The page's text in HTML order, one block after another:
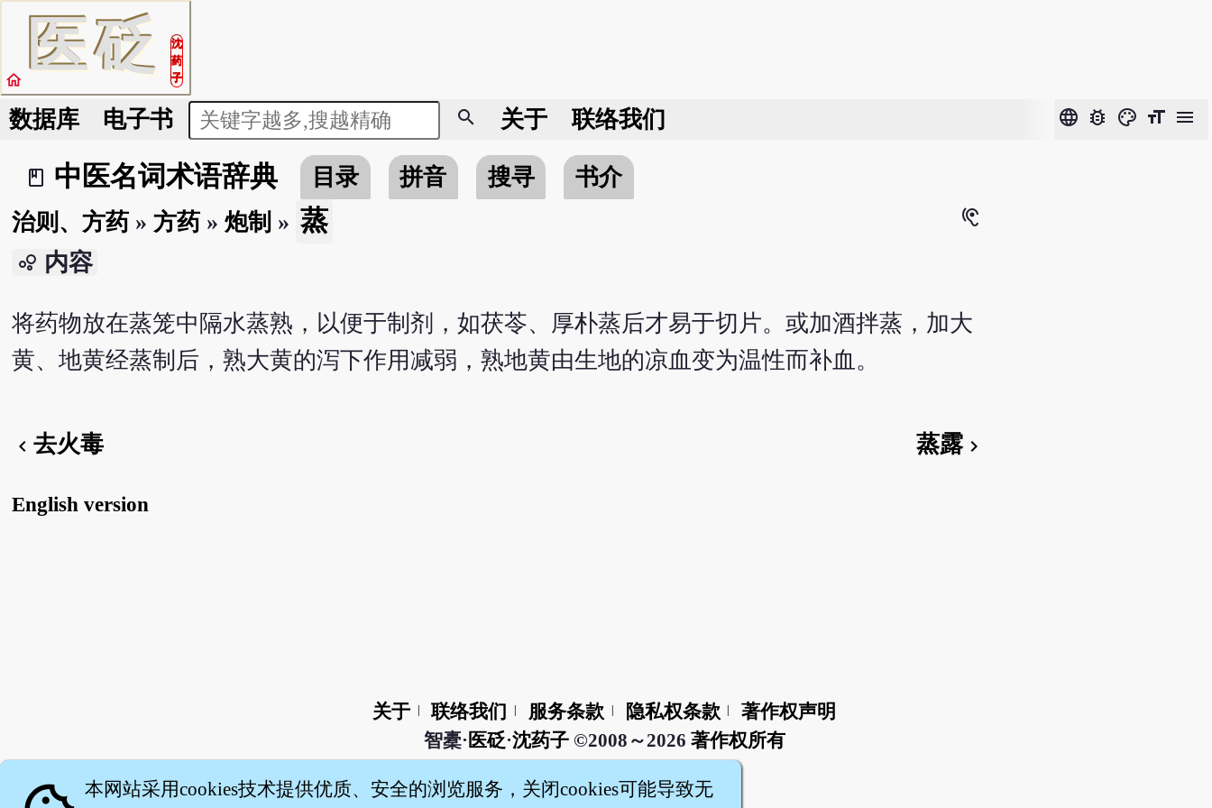
医砭
沈
药
子
home
数据库 电子书 search 关于 联络我们 language bug_report color_lens format_size menu
book_2
中医名词术语辞典 目录 拼音 搜寻
书介
治则、方药» 方药» 炮制 » 蒸 hearing
bubble_chart 内容
将药物放在蒸笼中隔水蒸熟，以便于制剂，如茯苓、厚朴蒸后才易于切片。或加酒拌蒸，加大
黄、地黄经蒸制后，熟大黄的泻下作用减弱，熟地黄由生地的凉血变为温性而补血。
chevron_left 去火毒 蒸露chevron_right
English version
关于 联络我们 服务条款 隐私权条款
著作权声明
智橐· 医砭·沈药子©2008～2026 著作权所有
本网站采用cookies技术提供优质、安全的浏览服务，关闭cookies可能导致无